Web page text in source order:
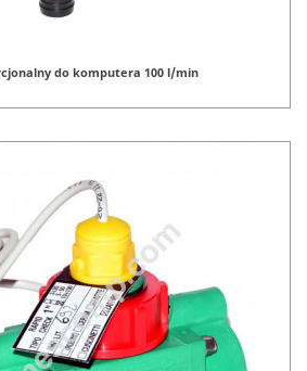
do komputera 100 l/min